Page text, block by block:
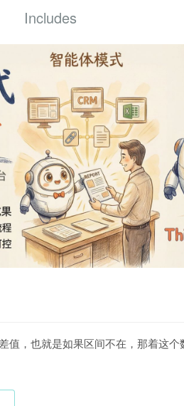
Includes
值，也就是如果区间不在，那着这个